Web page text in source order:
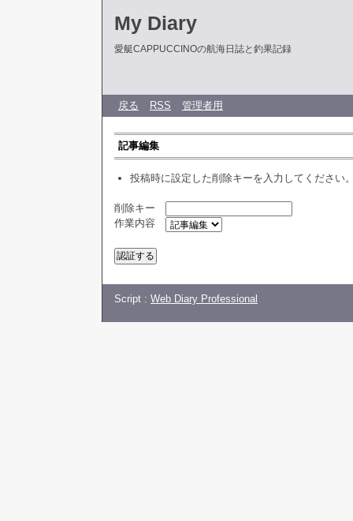
My Diary
愛艇CAPPUCCINOの航海日誌と釣果記録
戻る RSS 管理者用
記事編集
投稿時に設定した削除キーを入力してください
削除キー
作業内容
Script : Web Diary Professional